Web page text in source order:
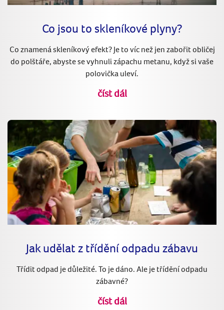
Co jsou to skleníkové plyny?
Co znamená skleníkový efekt? Je to víc než jen zabořit obličej
do polštáře, abyste se vyhnuli zápachu metanu, když si vaše
polovička uleví.
číst dál
Jak udělat z třídění odpadu zábavu
Třídit odpad je důležité. To je dáno. Ale je třídění odpadu
zábavné?
číst dál